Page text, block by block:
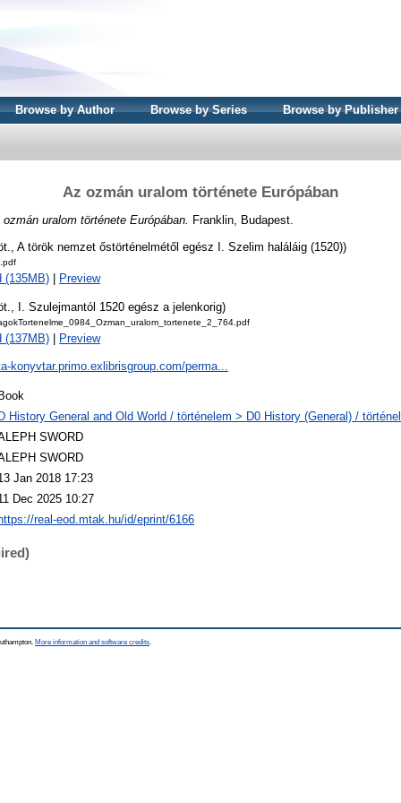
Browse by Author Browse by Series Browse by Publisher
Az ozmán uralom története Európában
ozmán uralom története Európában. Franklin, Budapest.
A török nemzet őstörténelmétől egész I. Szelim haláláig (1520))
(135MB) Preview
I. Szulejmantól 1520 egész a jelenkorig)
(137MB) Preview
konyvtar.primo.exlibrisgroup.com/perma...
History General and Old World / történelem > D0 History (General) /
SWORD
SWORD
Jan 2018 17:23
Dec 2025 10:27
real-eod.mtak.hu/id/eprint/6166
More information and software credits